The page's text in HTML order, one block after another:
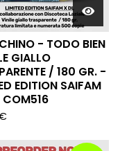
- TODO BIEN
GIALLO
/ 180 GR. -
EDITION SAIFAM